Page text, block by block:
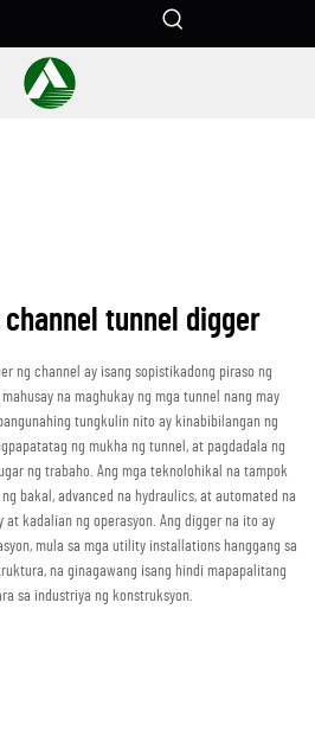
tunnel digger
ng channel ay isang sopistikadong piraso ng
na maghukay ng mga tunnel nang may
tungkulin nito ay kinabibilangan ng
ng mukha ng tunnel, at pagdadala ng
ng trabaho. Ang mga teknolohikal na tampok
bakal, advanced na hydraulics, at automated na
kadalian ng operasyon. Ang digger na ito ay
mula sa mga utility installations hanggang sa
na ginagawang isang hindi mapapalitang
sa industriya ng konstruksyon.